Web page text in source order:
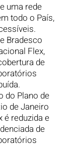
uma rede
todo o País,
Bradesco
Flex,
de
do Plano de
de Janeiro
é reduzida e
de